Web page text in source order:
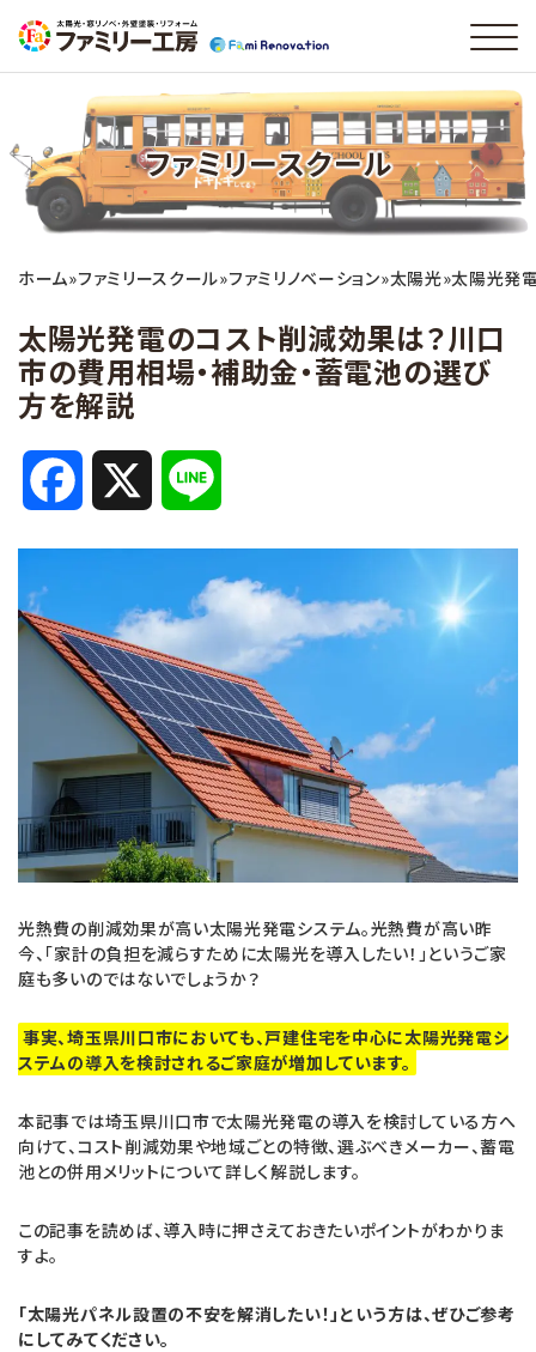
ファミリースクール
ホーム»ファミリースクール»ファミリノベーション»太陽光»太陽光発
太陽光発電のコスト削減効果は？川口
市の費用相場・補助金・蓄電池の選び
方を解説
e
o
o
e
光熱費の削減効果が高い太陽光発電システム。光熱費が高い昨
今、「家計の負担を減らすために太陽光を導入したい！」というご家
庭も多いのではないでしょうか？
事実、埼玉県川口市においても、戸建住宅を中心に太陽光発電シ
ステムの導入を検討されるご家庭が増加しています。
本記事では埼玉県川口市で太陽光発電の導入を検討している方へ
向けて、コスト削減効果や地域ごとの特徴、選ぶべきメーカー、蓄電
池との併用メリットについて詳しく解説します。
この記事を読めば、導入時に押さえておきたいポイントがわかりま
すよ。
「太陽光パネル設置の不安を解消したい！」という方は、ぜひご参考
にしてみてください。